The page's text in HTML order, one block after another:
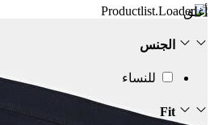
أغلق
الجنس
للنساء
Fit